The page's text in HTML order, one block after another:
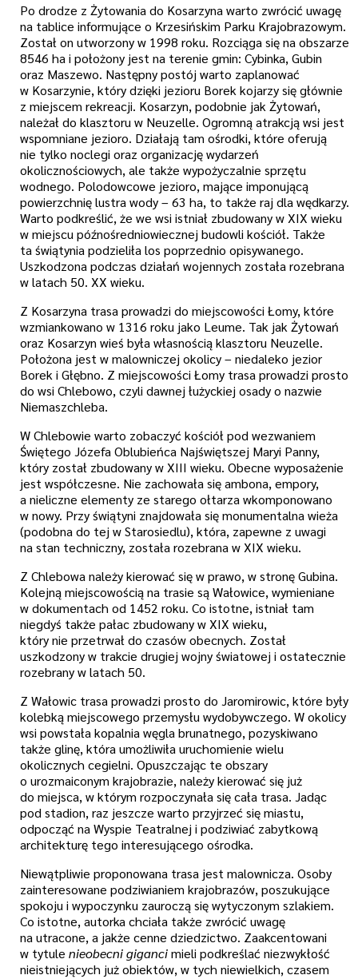
Po drodze z Żytowania do Kosarzyna warto zwrócić uwagę
na tablice informujące o Krzesińskim Parku Krajobrazowym.
Został on utworzony w 1998 roku. Rozciąga się na obszarze
8546 ha i położony jest na terenie gmin: Cybinka, Gubin
oraz Maszewo. Następny postój warto zaplanować
w Kosarzynie, który dzięki jezioru Borek kojarzy się głównie
z miejscem rekreacji. Kosarzyn, podobnie jak Żytowań,
należał do klasztoru w Neuzelle. Ogromną atrakcją wsi jest
wspomniane jezioro. Działają tam ośrodki, które oferują
nie tylko noclegi oraz organizację wydarzeń
okolicznościowych, ale także wypożyczalnie sprzętu
wodnego. Polodowcowe jezioro, mające imponującą
powierzchnię lustra wody – 63 ha, to także raj dla wędkarzy.
Warto podkreślić, że we wsi istniał zbudowany w XIX wieku
w miejscu późnośredniowiecznej budowli kościół. Także
ta świątynia podzieliła los poprzednio opisywanego.
Uszkodzona podczas działań wojennych została rozebrana
w latach 50. XX wieku.
Z Kosarzyna trasa prowadzi do miejscowości Łomy, które
wzmiankowano w 1316 roku jako Leume. Tak jak Żytowań
oraz Kosarzyn wieś była własnością klasztoru Neuzelle.
Położona jest w malowniczej okolicy – niedaleko jezior
Borek i Głębno. Z miejscowości Łomy trasa prowadzi prosto
do wsi Chlebowo, czyli dawnej łużyckiej osady o nazwie
Niemaszchleba.
W Chlebowie warto zobaczyć kościół pod wezwaniem
Świętego Józefa Oblubieńca Najświętszej Maryi Panny,
który został zbudowany w XIII wieku. Obecne wyposażenie
jest współczesne. Nie zachowała się ambona, empory,
a nieliczne elementy ze starego ołtarza wkomponowano
w nowy. Przy świątyni znajdowała się monumentalna wieża
(podobna do tej w Starosiedlu), która, zapewne z uwagi
na stan techniczny, została rozebrana w XIX wieku.
Z Chlebowa należy kierować się w prawo, w stronę Gubina.
Kolejną miejscowością na trasie są Wałowice, wymieniane
w dokumentach od 1452 roku. Co istotne, istniał tam
niegdyś także pałac zbudowany w XIX wieku,
który nie przetrwał do czasów obecnych. Został
uszkodzony w trakcie drugiej wojny światowej i ostatecznie
rozebrany w latach 50.
Z Wałowic trasa prowadzi prosto do Jaromirowic, które były
kolebką miejscowego przemysłu wydobywczego. W okolicy
wsi powstała kopalnia węgla brunatnego, pozyskiwano
także glinę, która umożliwiła uruchomienie wielu
okolicznych cegielni. Opuszczając te obszary
o urozmaiconym krajobrazie, należy kierować się już
do miejsca, w którym rozpoczynała się cała trasa. Jadąc
pod stadion, raz jeszcze warto przyjrzeć się miastu,
odpocząć na Wyspie Teatralnej i podziwiać zabytkową
architekturę tego interesującego ośrodka.
Niewątpliwie proponowana trasa jest malownicza. Osoby
zainteresowane podziwianiem krajobrazów, poszukujące
spokoju i wypoczynku zauroczą się wytyczonym szlakiem.
Co istotne, autorka chciała także zwrócić uwagę
na utracone, a jakże cenne dziedzictwo. Zaakcentowani
w tytule nieobecni gigancimieli podkreślać niezwykłość
nieistniejących już obiektów, w tych niewielkich, czasem